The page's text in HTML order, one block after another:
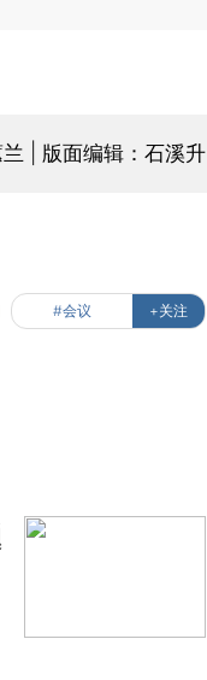
| 版面编辑：石溪升
#会议 +关注